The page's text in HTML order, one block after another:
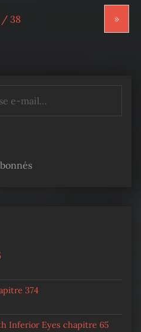
»
374
Inferior Eyes chapitre 65